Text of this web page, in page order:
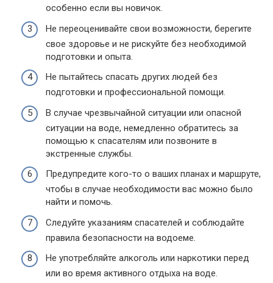
особенно если вы новичок.
Не переоценивайте свои возможности, берегите
свое здоровье и не рискуйте без необходимой
подготовки и опыта.
Не пытайтесь спасать других людей без
подготовки и профессиональной помощи.
В случае чрезвычайной ситуации или опасной
ситуации на воде, немедленно обратитесь за
помощью к спасателям или позвоните в
экстренные службы.
Предупредите кого-то о ваших планах и маршруте,
чтобы в случае необходимости вас можно было
найти и помочь.
Следуйте указаниям спасателей и соблюдайте
правила безопасности на водоеме.
Не употребляйте алкоголь или наркотики перед
или во время активного отдыха на воде.